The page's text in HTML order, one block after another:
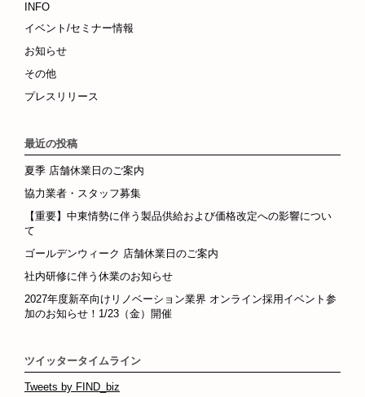
INFO
イベント/セミナー情報
お知らせ
その他
プレスリリース
最近の投稿
夏季 店舗休業日のご案内
協力業者・スタッフ募集
【重要】中東情勢に伴う製品供給および価格改定への影響につい
て
ゴールデンウィーク 店舗休業日のご案内
社内研修に伴う休業のお知らせ
2027年度新卒向けリノベーション業界 オンライン採用イベント参
加のお知らせ！1/23（金）開催
ツイッタータイムライン
Tweets by FIND_biz